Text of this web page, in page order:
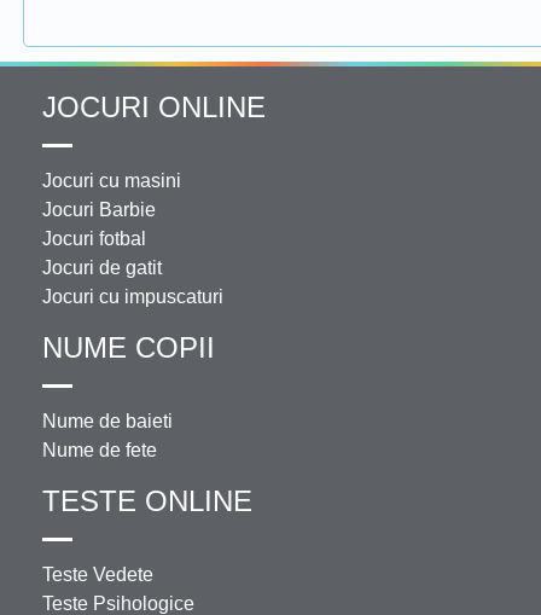
JOCURI ONLINE
Jocuri cu masini
Jocuri Barbie
Jocuri fotbal
Jocuri de gatit
Jocuri cu impuscaturi
NUME COPII
Nume de baieti
Nume de fete
TESTE ONLINE
Teste Vedete
Teste Psihologice